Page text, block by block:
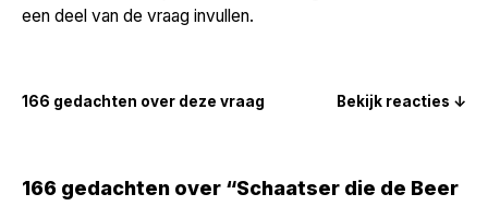
een deel van de vraag invullen.
166 gedachten over deze vraag Bekijk reacties ↓
166 gedachten over “Schaatser die de Beer